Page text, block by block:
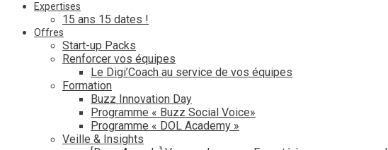
Expertises
15 ans 15 dates !
Offres
Start-up Packs
Renforcer vos équipes
Le Digi’Coach au service de vos équipes
Formation
Buzz Innovation Day
Programme « Buzz Social Voice»
Programme « DOL Academy »
Veille & Insights